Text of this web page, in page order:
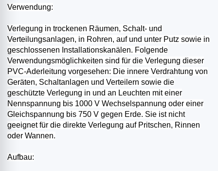
Verwendung:
Verlegung in trockenen Räumen, Schalt- und
Verteilungsanlagen, in Rohren, auf und unter Putz sowie in
geschlossenen Installationskanälen. Folgende
Verwendungsmöglichkeiten sind für die Verlegung dieser
PVC-Aderleitung vorgesehen: Die innere Verdrahtung von
Geräten, Schaltanlagen und Verteilern sowie die
geschützte Verlegung in und an Leuchten mit einer
Nennspannung bis 1000 V Wechselspannung oder einer
Gleichspannung bis 750 V gegen Erde. Sie ist nicht
geeignet für die direkte Verlegung auf Pritschen, Rinnen
oder Wannen.
Aufbau: